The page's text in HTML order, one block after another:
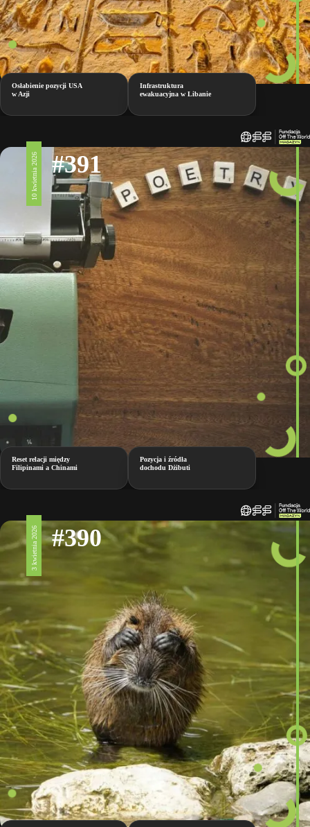
Osłabienie pozycji USA
w Azji
Infrastruktura
ewakuacyjna w Libanie
10 kwietnia 2026 #391
Reset relacji między
Filipinami a Chinami
Pozycja i źródła
dochodu Dżibuti
3 kwietnia 2026 #390